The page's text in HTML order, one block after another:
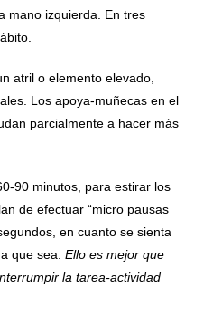
mano izquierda. En tres
atril o elemento elevado,
Los apoya-muñecas en el
parcialmente a hacer más
90 minutos, para estirar los
de efectuar “micro pausas
en cuanto se sienta
que sea.Ello es mejor que
la tarea-actividad